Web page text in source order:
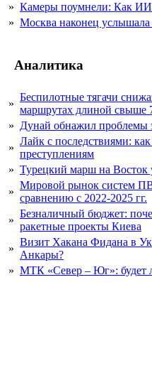
» Камеры поумнели: Как ИИ
» Москва наконец услышала
Аналитика
»
Беспилотные тягачи
маршрутах длиной свыше
» Дунай обнажил
»
Лайк с последствиями:
преступлениям
» Турецкий марш на
»
Мировой рынок систем
сравнению с 2022-2025 гг.
»
Безналичный бюджет:
ракетные проекты Киева
»
Визит Хакана Фидана в
Анкары?
» МТК «Север – Юг»: будет